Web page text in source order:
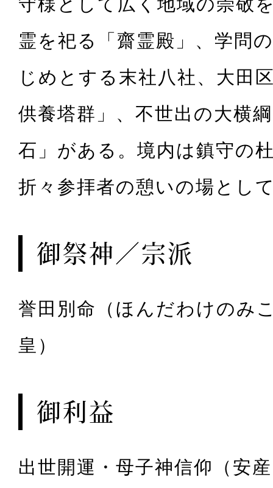
霊を祀る「齋霊殿」、学問
じめとする末社八社、大田
供養塔群」、不世出の大横
石」がある。境内は鎮守の
折々参拝者の憩いの場とし
御祭神／宗派
誉田別命（ほんだわけのみ
皇）
御利益
出世開運・母子神信仰（安